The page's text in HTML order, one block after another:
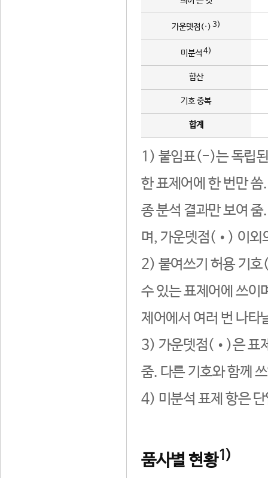
가운뎃점(·) 3)
미분석 4)
합산
기호 중복
합계
1) 붙임표(-)는 독립된
한 표제어에 한 번만
종 분석 결과만 보여
며, 가운뎃점(•) 이외
2) 붙여쓰기 허용 기호
수 있는 표제어에 쓰이
제어에서 여러 번 나타
3) 가운뎃점(•)은 표
줌. 다른 기호와 함께
4) 미분석 표제 항은
품사별 현황1)